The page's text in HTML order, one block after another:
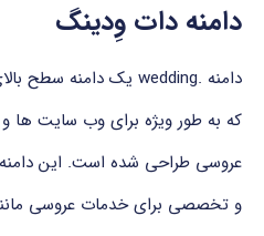
دامنه دات وِدینگ
که به طور ویژه برای وب سایت ها
عروسی طراحی شده است. این
و تخصصی برای خدمات عروسی